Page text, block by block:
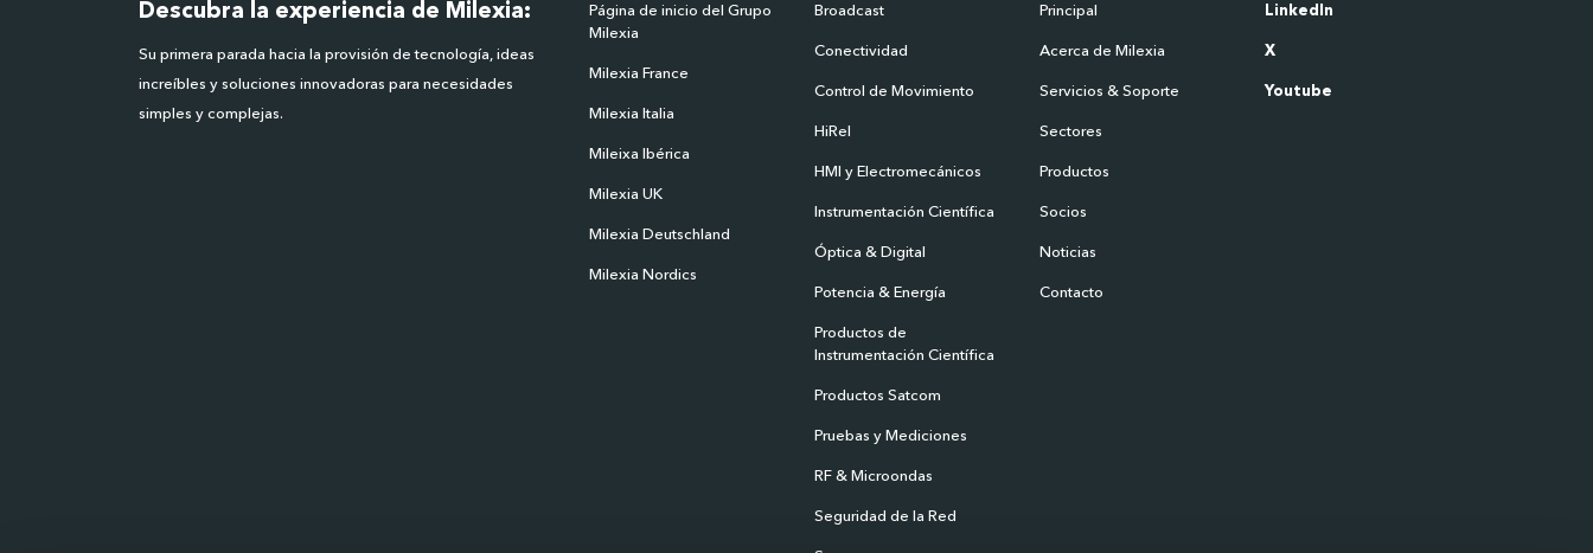
Descubra la experiencia de Milexia:
Su primera parada hacia la provisión de tecnología, ideas
increíbles y soluciones innovadoras para necesidades
simples y complejas.
Página de inicio del Grupo
Milexia
Milexia France
Milexia Italia
Mileixa Ibérica
Milexia UK
Milexia Deutschland
Milexia Nordics
Broadcast
Conectividad
Control de Movimiento
HiRel
HMI y Electromecánicos
Instrumentación Científica
Óptica & Digital
Potencia & Energía
Productos de
Instrumentación Científica
Productos Satcom
Pruebas y Mediciones
RF & Microondas
Seguridad de la Red
Principal
Acerca de Milexia
Servicios & Soporte
Sectores
Productos
Socios
Noticias
Contacto
LinkedIn
X
Youtube